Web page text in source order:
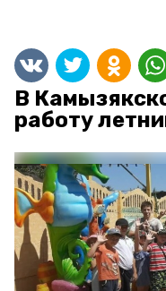
В
работу